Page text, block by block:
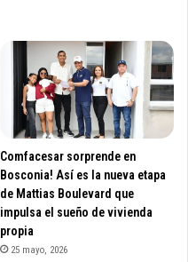
Comfacesar sorprende en
Bosconia! Así es la nueva etapa
de Mattias Boulevard que
impulsa el sueño de vivienda
propia
25 mayo, 2026